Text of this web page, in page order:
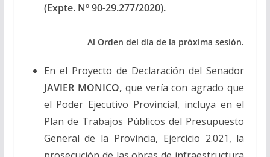
(Expte. Nº 90-29.277/2020).
Al Orden del día de la próxima sesión.
En el Proyecto de Declaración del Senador
JAVIER MONICO,que vería con agrado que
el Poder Ejecutivo Provincial, incluya en el
Plan de Trabajos Públicos del Presupuesto
General de la Provincia, Ejercicio 2.021, la